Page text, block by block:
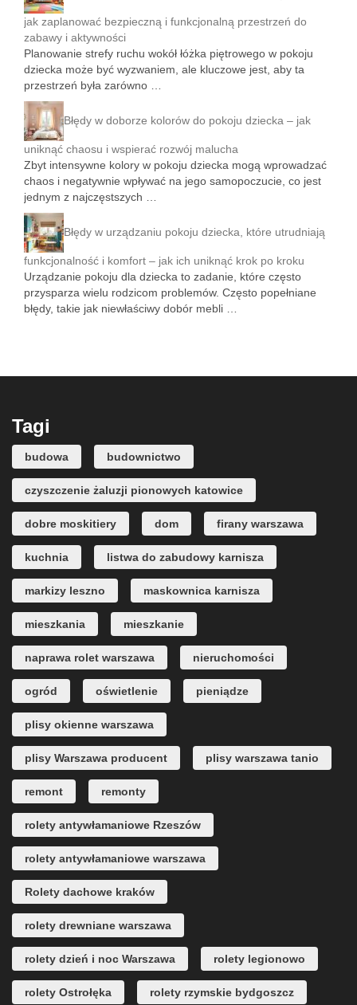
jak zaplanować bezpieczną i funkcjonalną przestrzeń do
zabawy i aktywności
Planowanie strefy ruchu wokół łóżka piętrowego w pokoju
dziecka może być wyzwaniem, ale kluczowe jest, aby ta
przestrzeń była zarówno …
Błędy w doborze kolorów do pokoju dziecka – jak
uniknąć chaosu i wspierać rozwój malucha
Zbyt intensywne kolory w pokoju dziecka mogą wprowadzać
chaos i negatywnie wpływać na jego samopoczucie, co jest
jednym z najczęstszych …
Błędy w urządzaniu pokoju dziecka, które utrudniają
funkcjonalność i komfort – jak ich uniknąć krok po kroku
Urządzanie pokoju dla dziecka to zadanie, które często
przysparza wielu rodzicom problemów. Często popełniane
błędy, takie jak niewłaściwy dobór mebli …
Tagi
budowa budownictwo
czyszczenie żaluzji pionowych katowice
dobre moskitiery dom firany warszawa
kuchnia listwa do zabudowy karnisza
markizy leszno maskownica karnisza
mieszkania mieszkanie
naprawa rolet warszawa nieruchomości
ogród oświetlenie pieniądze
plisy okienne warszawa
plisy Warszawa producent plisy warszawa tanio
remont remonty
rolety antywłamaniowe Rzeszów
rolety antywłamaniowe warszawa
Rolety dachowe kraków
rolety drewniane warszawa
rolety dzień i noc Warszawa rolety legionowo
rolety Ostrołęka rolety rzymskie bydgoszcz